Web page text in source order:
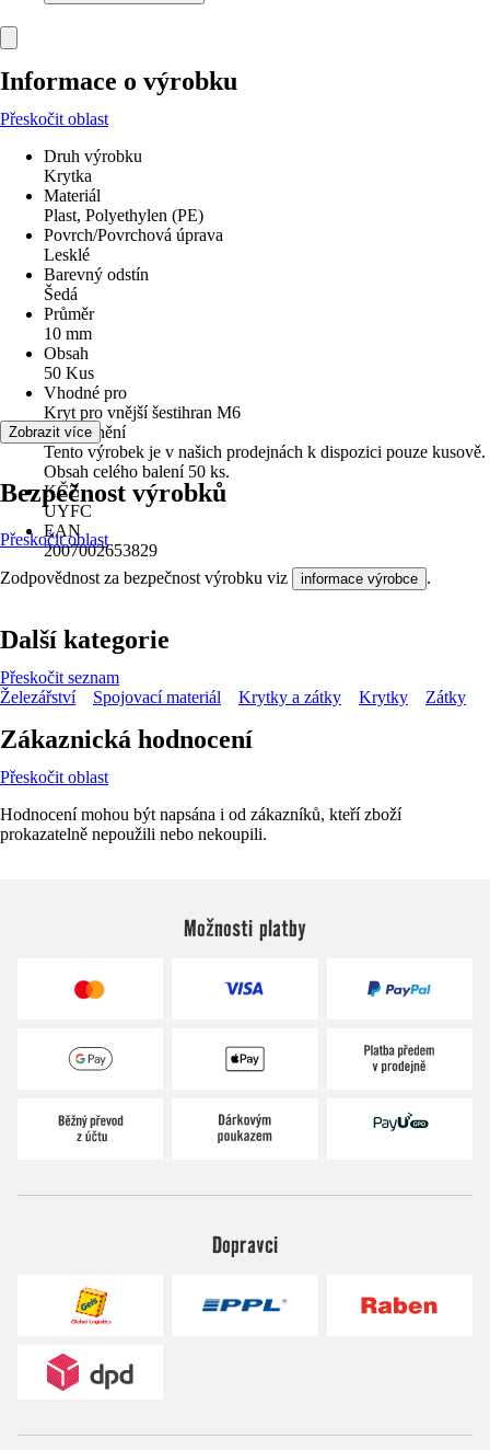
Informace o výrobku
Přeskočit oblast
Druh výrobku
Krytka
Materiál
Plast, Polyethylen (PE)
Povrch/Povrchová úprava
Lesklé
Barevný odstín
Šedá
Průměr
10 mm
Obsah
50 Kus
Vhodné pro
Kryt pro vnější šestihran M6
Upozornění
Tento výrobek je v našich prodejnách k dispozici pouze kusově.
Obsah celého balení 50 ks.
KČZ
UYFC
EAN
2007002653829
Zobrazit více
Bezpečnost výrobků
Přeskočit oblast
Zodpovědnost za bezpečnost výrobku viz informace výrobce .
Další kategorie
Přeskočit seznam
Železářství
Spojovací materiál Krytky a zátky Krytky Zátky
Zákaznická hodnocení
Přeskočit oblast
Hodnocení mohou být napsána i od zákazníků, kteří zboží
prokazatelně nepoužili nebo nekoupili.
Možnosti platby
Dopravci